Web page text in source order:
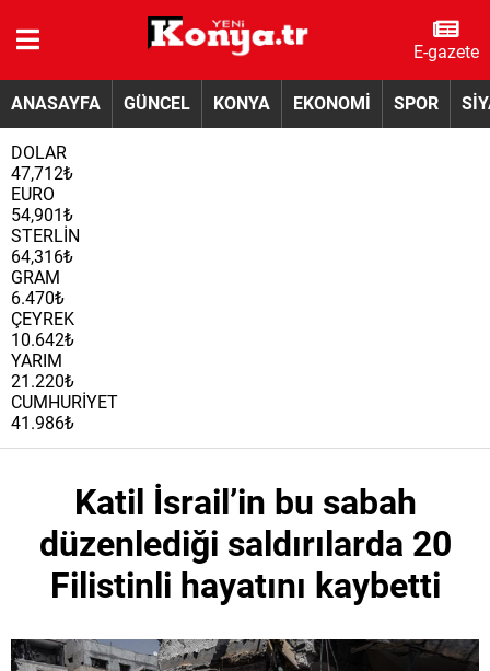
E-gazete
ANASAYFA GÜNCEL KONYA EKONOMİ SPOR
DOLAR
47,712₺
EURO
54,901₺
STERLİN
64,316₺
GRAM
6.470₺
ÇEYREK
10.642₺
YARIM
21.220₺
CUMHURİYET
41.986₺
Katil İsrail’in bu sabah
düzenlediği saldırılarda 20
Filistinli hayatını kaybetti